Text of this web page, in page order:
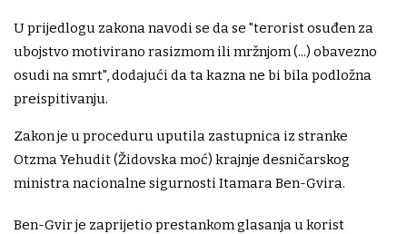
U prijedlogu zakona navodi se da se "terorist osuđen za
ubojstvo motivirano rasizmom ili mržnjom (...) obavezno
osudi na smrt", dodajući da ta kazna ne bi bila podložna
preispitivanju.
Zakon je u proceduru uputila zastupnica iz stranke
Otzma Yehudit (Židovska moć) krajnje desničarskog
ministra nacionalne sigurnosti Itamara Ben-Gvira.
Ben-Gvir je zaprijetio prestankom glasanja u korist